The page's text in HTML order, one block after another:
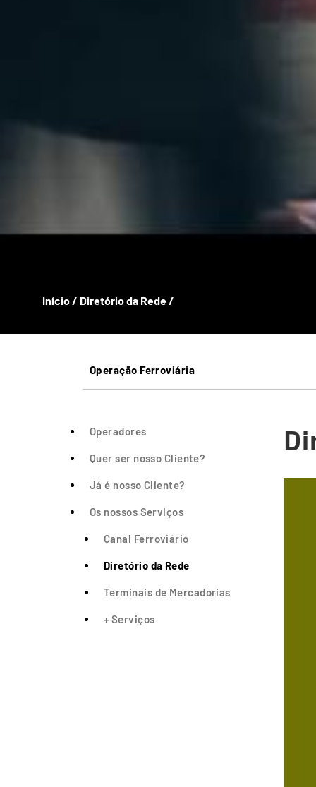
Início/ Diretório da Rede/
Operação Ferroviária
Operadores
Quer ser nosso Cliente?
Já é nosso Cliente?
Os nossos Serviços
Canal Ferroviário
Diretório da Rede
Terminais de Mercadorias
+ Serviços